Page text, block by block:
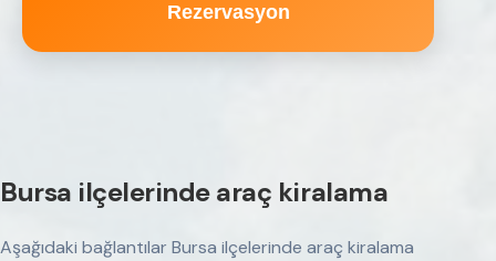
Rezervasyon
Bursa ilçelerinde araç kiralama
Aşağıdaki bağlantılar Bursa ilçelerinde araç kiralama